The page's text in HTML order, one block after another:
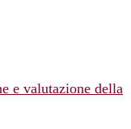
e valutazione della